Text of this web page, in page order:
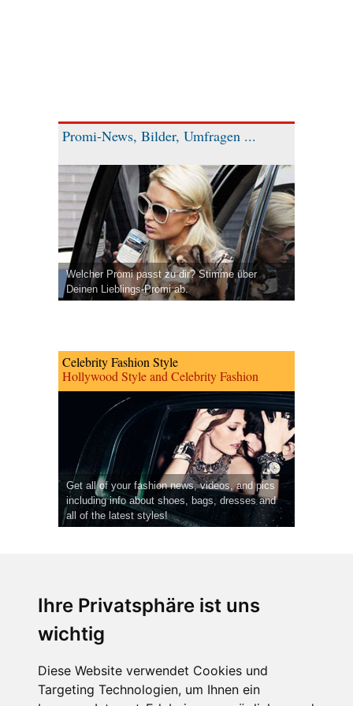
Ihre Privatsphäre ist uns
wichtig
Diese Website verwendet Cookies und
Targeting Technologien, um Ihnen ein
Promi-News, Bilder, Umfragen ...
Welcher Promi passt zu dir? Stimme über
Deinen Lieblings-Promi ab.
Celebrity Fashion Style
Hollywood Style and Celebrity Fashion
Get all of your fashion news, videos, and pics
including info about shoes, bags, dresses and
all of the latest styles!
CPost.org© 2013-2023 The Celebrity Post.
Terms of Use Privacy | Cookies Policy( Einstellungen ändern